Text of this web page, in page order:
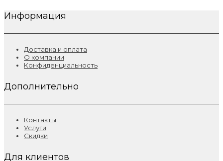
Информация
Доставка и оплата
О компании
Конфиденциальность
Дополнительно
Контакты
Услуги
Скидки
Для клиентов